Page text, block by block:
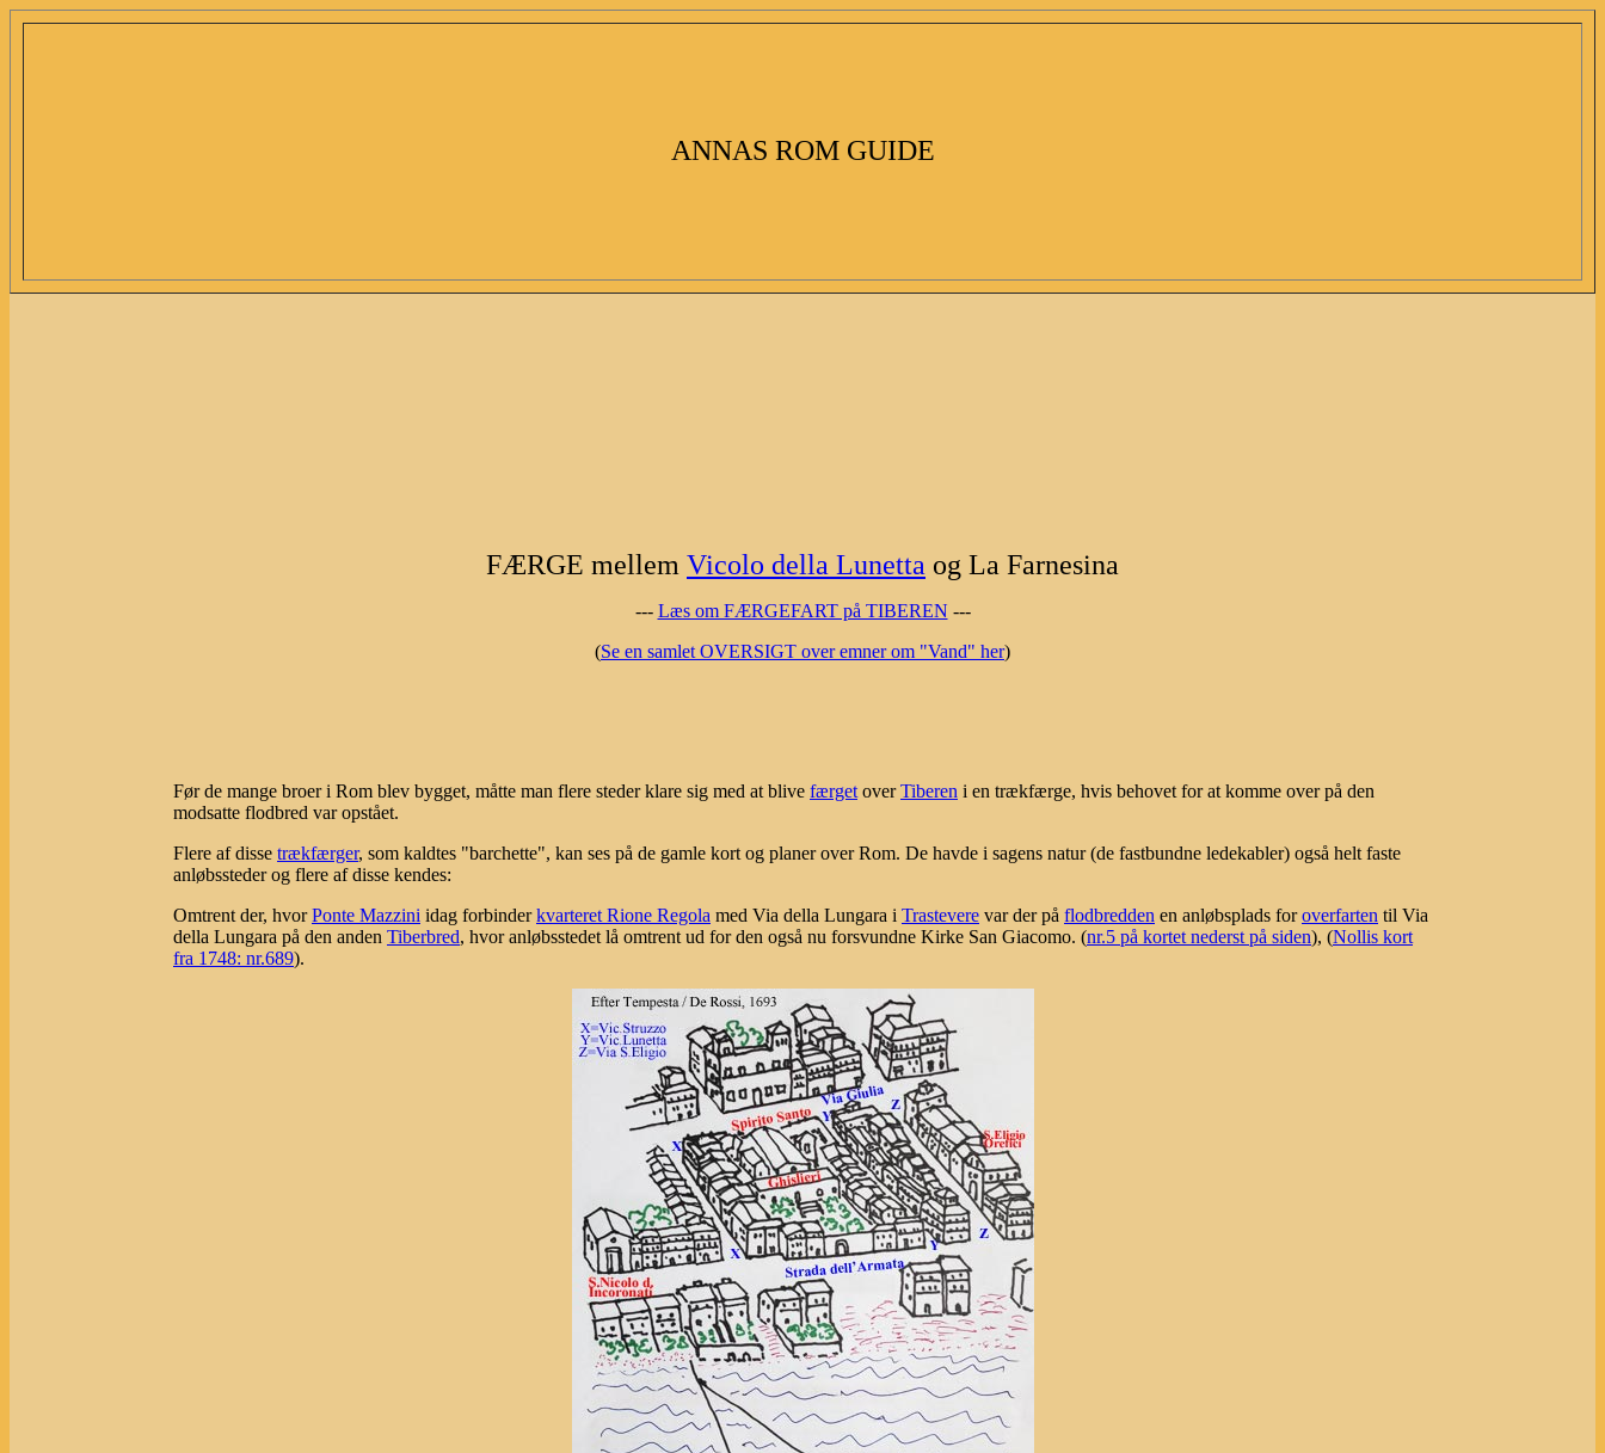
ANNAS ROM GUIDE
FÆRGE mellem Vicolo della Lunetta og La Farnesina
--- Læs om FÆRGEFART på TIBEREN ---
(Se en samlet OVERSIGT over emner om "Vand" her)
Før de mange broer i Rom blev bygget, måtte man flere steder klare sig med at blive færget overTiberen i en trækfærge, hvis behovet for at komme over på den
modsatte flodbred var opstået.
Flere af disse trækfærger, som kaldtes "barchette", kan ses på de gamle kort og planer over Rom. De havde i sagens natur (de fastbundne ledekabler) også helt faste
anløbssteder og flere af disse kendes:
Omtrent der, hvorPonte Mazzini idag forbinderkvarteret Rione Regola med Via della Lungara i Trastevere var der på flodbredden en anløbsplads foroverfarten til Via
della Lungara på den anden Tiberbred, hvor anløbsstedet lå omtrent ud for den også nu forsvundne Kirke San Giacomo. (nr.5 på kortet nederst på siden), (Nollis kort
fra 1748: nr.689).